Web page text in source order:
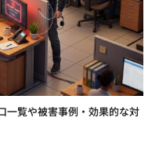
一覧や被害事例・効果的な対